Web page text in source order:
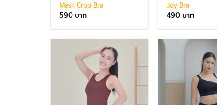
Mesh Crop Bra
590
Joy Bra
490